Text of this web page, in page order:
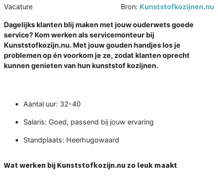
Vacature Bron: Kunststofkozijnen.nu
Dagelijks klanten blij maken met jouw ouderwets goede
service? Kom werken als servicemonteur bij
Kunststofkozijn.nu. Met jouw gouden handjes los je
problemen op én voorkom je ze, zodat klanten oprecht
kunnen genieten van hun kunststof kozijnen.
Aantal uur: 32-40
Salaris: Goed, passend bij jouw ervaring
Standplaats: Heerhugowaard
Wat werken bij Kunststofkozijn.nu zo leuk maakt